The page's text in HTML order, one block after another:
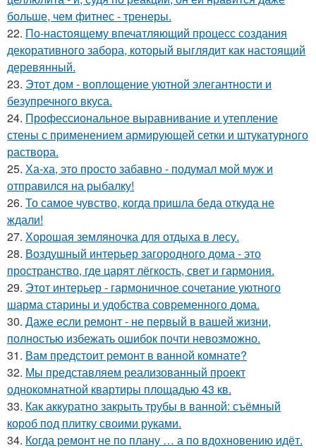
больше, чем фитнес - тренеры.
22. По-настоящему впечатляющий процесс создания
декоративного забора, который выглядит как настоящий
деревянный.
23. Этот дом - воплощение уютной элегантности и
безупречного вкуса.
24. Профессиональное выравнивание и утепление
стены с применением армирующей сетки и штукатурного
раствора.
25. Ха-ха, это просто забавно - подумал мой муж и
отправился на рыбалку!
26. То самое чувство, когда пришла беда откуда не
ждали!
27. Хорошая земляночка для отдыха в лесу.
28. Воздушный интерьер загородного дома - это
пространство, где царят лёгкость, свет и гармония.
29. Этот интерьер - гармоничное сочетание уютного
шарма старины и удобства современного дома.
30. Даже если ремонт - не первый в вашей жизни,
полностью избежать ошибок почти невозможно.
31. Вам предстоит ремонт в ванной комнате?
32. Мы представляем реализованный проект
однокомнатной квартиры площадью 43 кв.
33. Как аккуратно закрыть трубы в ванной: съёмный
короб под плитку своими руками.
34. Когда ремонт не по плану … а по вдохновению идёт.